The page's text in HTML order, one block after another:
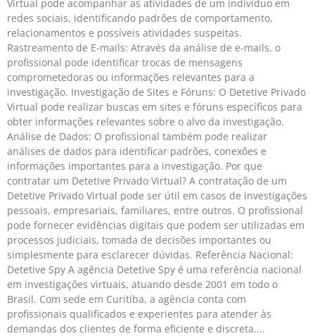
Virtual pode acompanhar as atividades de um indivíduo em
redes sociais, identificando padrões de comportamento,
relacionamentos e possíveis atividades suspeitas.
Rastreamento de E-mails: Através da análise de e-mails, o
profissional pode identificar trocas de mensagens
comprometedoras ou informações relevantes para a
investigação. Investigação de Sites e Fóruns: O Detetive Privado
Virtual pode realizar buscas em sites e fóruns específicos para
obter informações relevantes sobre o alvo da investigação.
Análise de Dados: O profissional também pode realizar
análises de dados para identificar padrões, conexões e
informações importantes para a investigação. Por que
contratar um Detetive Privado Virtual? A contratação de um
Detetive Privado Virtual pode ser útil em casos de investigações
pessoais, empresariais, familiares, entre outros. O profissional
pode fornecer evidências digitais que podem ser utilizadas em
processos judiciais, tomada de decisões importantes ou
simplesmente para esclarecer dúvidas. Referência Nacional:
Detetive Spy A agência Detetive Spy é uma referência nacional
em investigações virtuais, atuando desde 2001 em todo o
Brasil. Com sede em Curitiba, a agência conta com
profissionais qualificados e experientes para atender às
demandas dos clientes de forma eficiente e discreta.